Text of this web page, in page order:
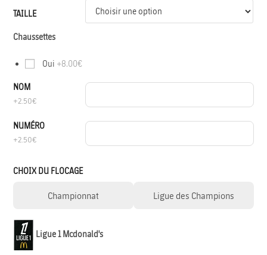
TAILLE
Chaussettes
Oui +8.00€
NOM
+2.50€
NUMÉRO
+2.50€
CHOIX DU FLOCAGE
Championnat Ligue des Champions
Ligue 1 Mcdonald's